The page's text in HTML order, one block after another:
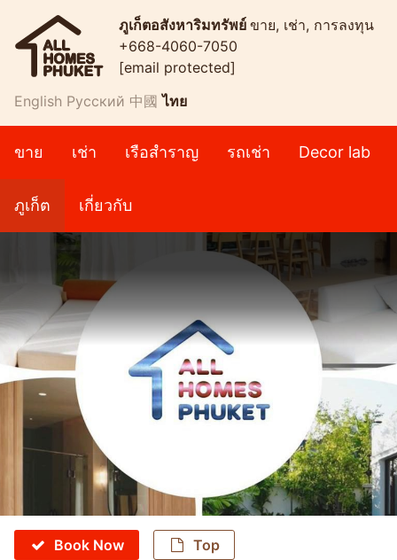
ภูเก็ตอสังหาริมทรัพย์ ขาย, เช่า, การลงทุน
+668-4060-7050
[email protected]
English Русский 中國 ไทย
ขาย เช่า เรือสำราญ รถเช่า Decor lab
ภูเก็ต เกี่ยวกับ
Book Now Top